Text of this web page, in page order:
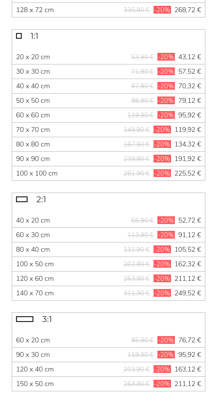
128 x 72 cm
335,90 € -20% 268,72 €
1:1
20 x 20 cm 53,90 € -20%
43,12 €
30 x 30 cm
71,90 € -20%
57,52 €
40 x 40 cm
87,90 € -20%
70,32 €
50 x 50 cm
98,90 € -20%
79,12 €
60 x 60 cm
119,90 € -20%
95,92 €
70 x 70 cm
149,90 € -20%
119,92 €
80 x 80 cm
167,90 € -20%
134,32 €
90 x 90 cm
239,90 € -20%
191,92 €
100 x 100 cm
281,90 € -20% 225,52 €
2:1
40 x 20 cm 65,90 € -20%
52,72 €
60 x 30 cm
113,90 € -20%
91,12 €
80 x 40 cm
131,90 € -20%
105,52 €
100 x 50 cm
202,90 € -20%
162,32 €
120 x 60 cm
263,90 € -20%
211,12 €
140 x 70 cm
311,90 € -20% 249,52 €
3:1
60 x 20 cm 95,90 € -20%
76,72 €
90 x 30 cm
119,90 € -20%
95,92 €
120 x 40 cm
203,90 € -20%
163,12 €
150 x 50 cm
263,90 € -20% 211,12 €